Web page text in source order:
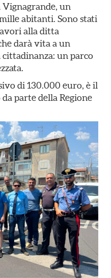
un
abitanti. Sono stati
alla ditta
darà vita a un
un parco
di 130.000 euro, è il
parte della Regione